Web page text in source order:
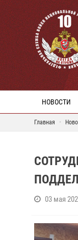
НОВОСТИ
Главная
03 мая